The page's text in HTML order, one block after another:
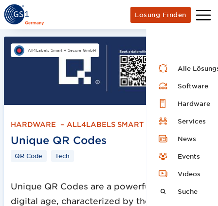
Lösung Finden
Alle
Software
Hardware
Services
News
Events
Videos
Suche
All4Labels Smart + Secure GmbH
HARDWARE – ALL4LABELS SMART + SECURE GMBH
Unique QR Codes
QR Code Tech
Unique QR Codes are a powerful tool in the
digital age, characterized by their serial